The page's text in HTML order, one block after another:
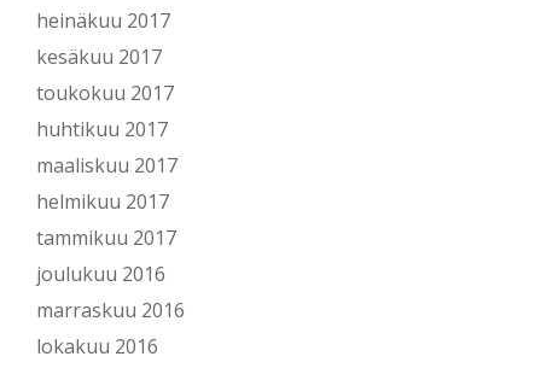
heinäkuu 2017
kesäkuu 2017
toukokuu 2017
huhtikuu 2017
maaliskuu 2017
helmikuu 2017
tammikuu 2017
joulukuu 2016
marraskuu 2016
lokakuu 2016